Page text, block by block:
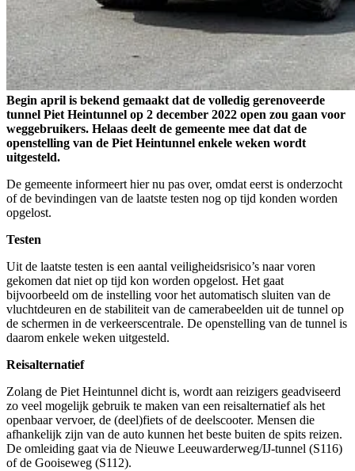
Begin april is bekend gemaakt dat de volledig gerenoveerde
tunnel Piet Heintunnel op 2 december 2022 open zou gaan voor
weggebruikers. Helaas deelt de gemeente mee dat dat de
openstelling van de Piet Heintunnel enkele weken wordt
uitgesteld.
De gemeente informeert hier nu pas over, omdat eerst is onderzocht
of de bevindingen van de laatste testen nog op tijd konden worden
opgelost.
Testen
Uit de laatste testen is een aantal veiligheidsrisico’s naar voren
gekomen dat niet op tijd kon worden opgelost. Het gaat
bijvoorbeeld om de instelling voor het automatisch sluiten van de
vluchtdeuren en de stabiliteit van de camerabeelden uit de tunnel op
de schermen in de verkeerscentrale. De openstelling van de tunnel is
daarom enkele weken uitgesteld.
Reisalternatief
Zolang de Piet Heintunnel dicht is, wordt aan reizigers geadviseerd
zo veel mogelijk gebruik te maken van een reisalternatief als het
openbaar vervoer, de (deel)fiets of de deelscooter. Mensen die
afhankelijk zijn van de auto kunnen het beste buiten de spits reizen.
De omleiding gaat via de Nieuwe Leeuwarderweg/IJ-tunnel (S116)
of de Gooiseweg (S112).